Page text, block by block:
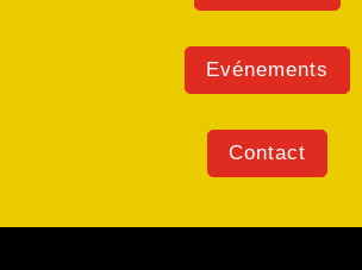
Evénements
Contact